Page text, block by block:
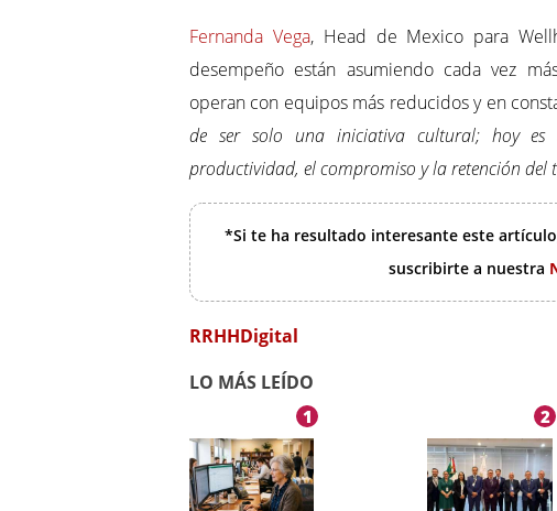
Fernanda Vega, Head de Mexico para
desempeño están asumiendo cada vez
operan con equipos más reducidos y en
de ser solo una iniciativa cultural; hoy es
productividad, el compromiso y la retención del
*Si te ha resultado interesante este
suscribirte a nuestra
RRHHDigital
LO MÁS LEÍDO
1 2